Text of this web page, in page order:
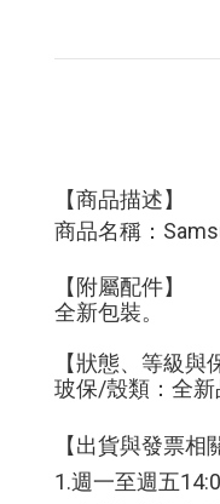
【商品描述】
商品名稱：
【附屬配件】
全新包裝。
【狀態、等級與
玻保/殼類：全新
【出貨與發票相
1.週一至週五